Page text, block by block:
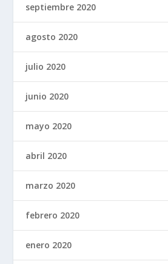
septiembre 2020
agosto 2020
julio 2020
junio 2020
mayo 2020
abril 2020
marzo 2020
febrero 2020
enero 2020